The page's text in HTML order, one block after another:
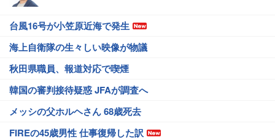
台風16号が小笠原近海で発生
海上自衛隊の生々しい映像が物議
秋田県職員、報道対応で喫煙
韓国の審判接待疑惑 JFAが調査へ
メッシの父ホルヘさん 68歳死去
FIREの45歳男性 仕事復帰した訳